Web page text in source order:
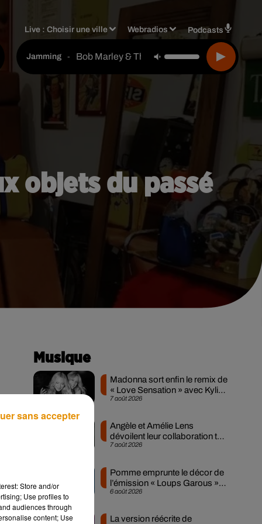
Live :Choisir une ville Webradios Podcasts
Jamming - Bob Marley & The Wailers
objets du passé
a
Musique
7 août 2026
Madonna sort enfin le remix de
« Love Sensation » avec Kylie
Minogue
7 août 2026
Angèle et Amélie Lens
dévoilent leur collaboration tant
attendue
6 août 2026
Pomme emprunte le décor de
l’émission « Loups Garous »
pour son...
La version réécrite de
Store and/or
Use profiles to
audiences through
content; Use
sans accepter